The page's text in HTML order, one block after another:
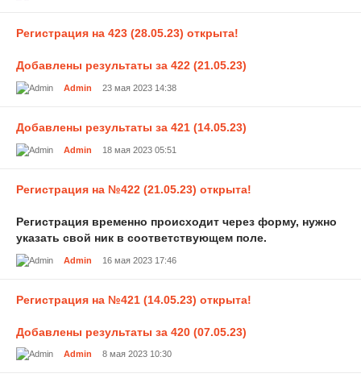
Регистрация на 423 (28.05.23) открыта!
Добавлены результаты за 422 (21.05.23)
Admin 23 мая 2023 14:38
Добавлены результаты за 421 (14.05.23)
Admin 18 мая 2023 05:51
Регистрация на №422 (21.05.23) открыта!
Регистрация временно происходит через форму, нужно
указать свой ник в соответствующем поле.
Admin 16 мая 2023 17:46
Регистрация на №421 (14.05.23) открыта!
Добавлены результаты за 420 (07.05.23)
Admin 8 мая 2023 10:30